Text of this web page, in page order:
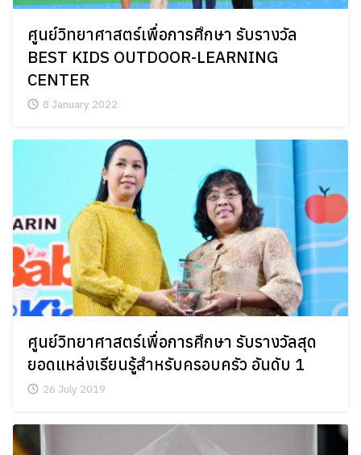
Search
for:
Search
ศูนย์วิทยาศาสตร์เพื่อการศึกษา รับรางวัล
BEST KIDS OUTDOOR-LEARNING
CENTER
8 January 2022
ศูนย์วิทยาศาสตร์เพื่อการศึกษา รับรางวัลสุด
ยอดแหล่งเรียนรู้สำหรับครอบครัว อันดับ 1
26 July 2019